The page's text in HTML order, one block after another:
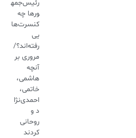
رئیس‌جمه
ورها چه
کنسرت‌ها
یی
رفته‌اند؟/
مروری بر
آنچه
هاشمی،
خاتمی،
احمدی‌نژا
د و
روحانی
کردند